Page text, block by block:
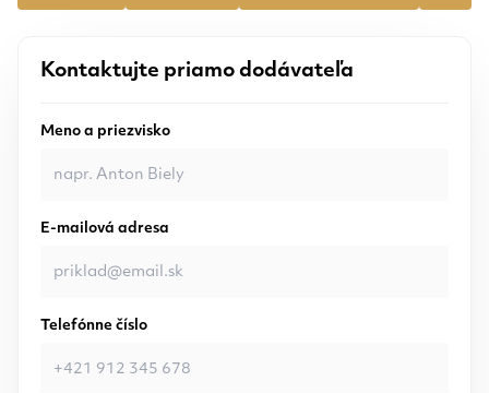
Kontaktujte priamo dodávateľa
Meno a priezvisko
E-mailová adresa
Telefónne číslo